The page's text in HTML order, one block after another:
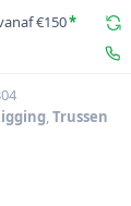
€150*
,Trussen